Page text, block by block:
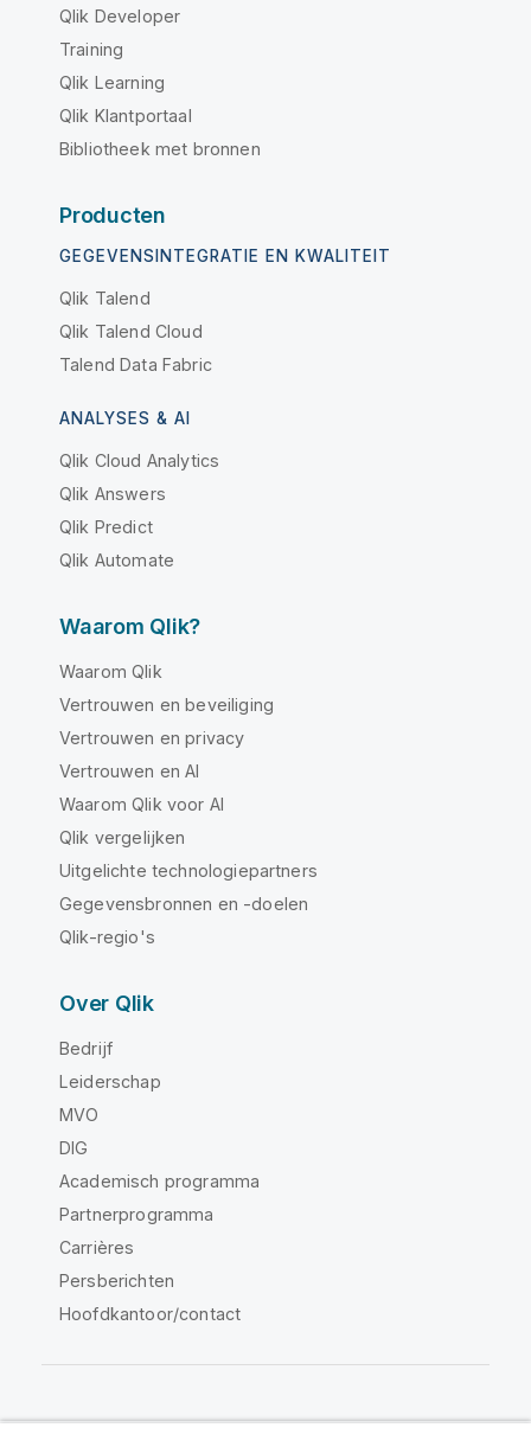
Qlik Developer
Training
Qlik Learning
Qlik Klantportaal
Bibliotheek met bronnen
Producten
GEGEVENSINTEGRATIE EN KWALITEIT
Qlik Talend
Qlik Talend Cloud
Talend Data Fabric
ANALYSES & AI
Qlik Cloud Analytics
Qlik Answers
Qlik Predict
Qlik Automate
Waarom Qlik?
Waarom Qlik
Vertrouwen en beveiliging
Vertrouwen en privacy
Vertrouwen en AI
Waarom Qlik voor AI
Qlik vergelijken
Uitgelichte technologiepartners
Gegevensbronnen en -doelen
Qlik-regio's
Over Qlik
Bedrijf
Leiderschap
MVO
DIG
Academisch programma
Partnerprogramma
Carrières
Persberichten
Hoofdkantoor/contact